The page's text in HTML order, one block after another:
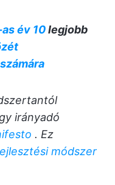
év 10legjobb
irányadó
. Ez
módszer